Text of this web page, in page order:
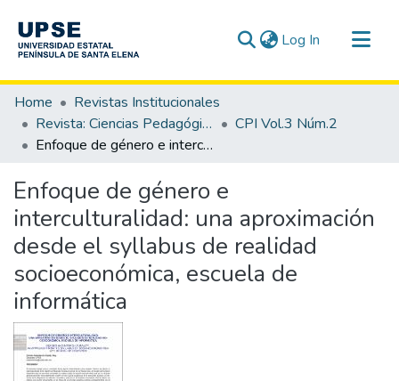
Log In (current)
Communities & Collections
All of DSpace
Statistics
Home
Revistas Institucionales
Revista: Ciencias Pedagógicas e Innovación - CPI
CPI Vol.3 Núm.2
Enfoque de género e interculturalidad: una aproximación desde el syllabus de realidad socioeconómica, escuela de informática
Enfoque de género e
interculturalidad: una aproximación
desde el syllabus de realidad
socioeconómica, escuela de
informática